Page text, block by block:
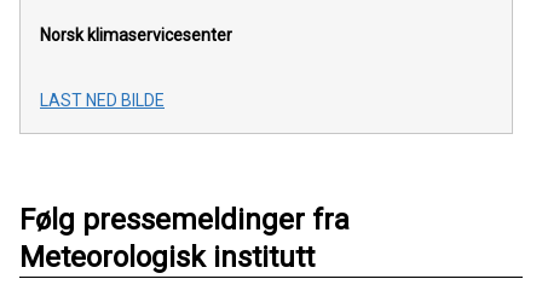
Norsk klimaservicesenter
LAST NED BILDE
Følg pressemeldinger fra
Meteorologisk institutt